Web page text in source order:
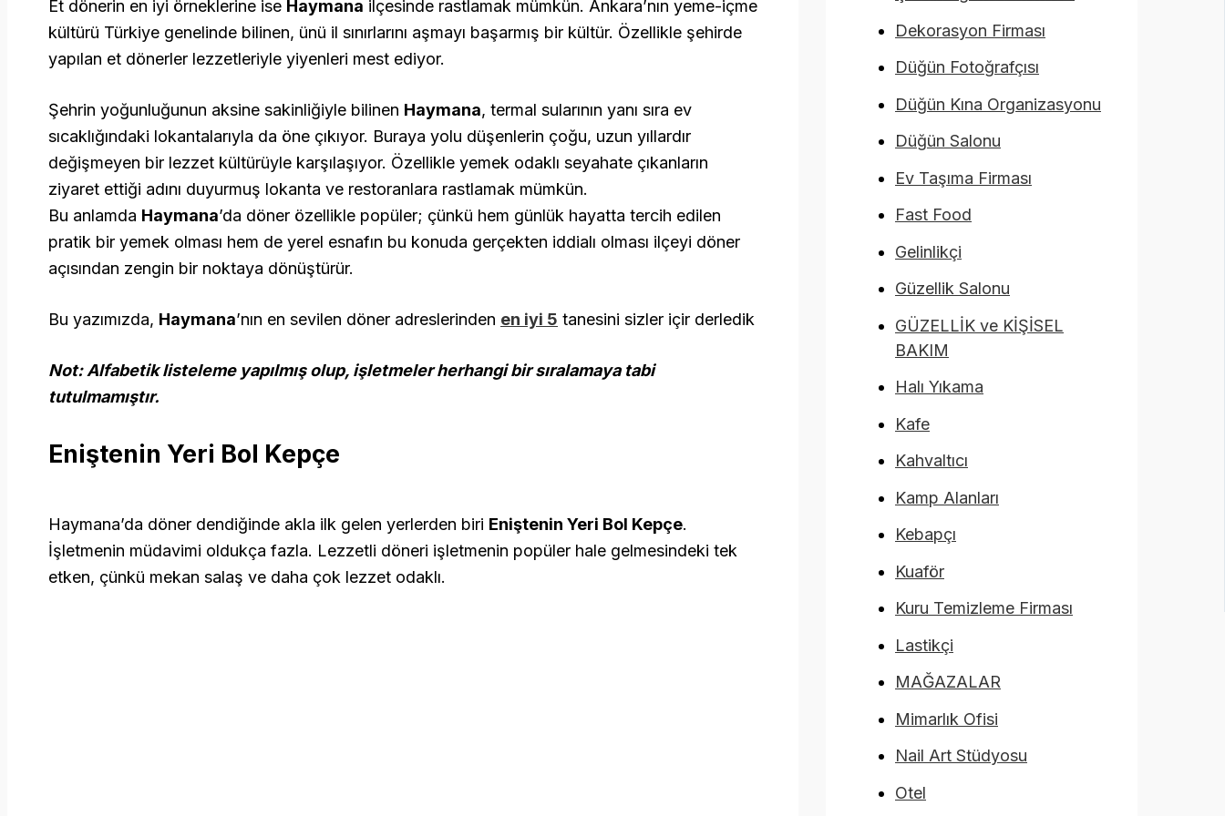
Et dönerin en iyi örneklerine ise Haymana ilçesinde rastlamak mümkün. Ankara’nın yeme-içme
kültürü Türkiye genelinde bilinen, ünü il sınırlarını aşmayı başarmış bir kültür. Özellikle şehirde
yapılan et dönerler lezzetleriyle yiyenleri mest ediyor.
Şehrin yoğunluğunun aksine sakinliğiyle bilinen Haymana, termal sularının yanı sıra ev
sıcaklığındaki lokantalarıyla da öne çıkıyor. Buraya yolu düşenlerin çoğu, uzun yıllardır
değişmeyen bir lezzet kültürüyle karşılaşıyor. Özellikle yemek odaklı seyahate çıkanların
ziyaret ettiği adını duyurmuş lokanta ve restoranlara rastlamak mümkün.
Bu anlamda Haymana’da döner özellikle popüler; çünkü hem günlük hayatta tercih edilen
pratik bir yemek olması hem de yerel esnafın bu konuda gerçekten iddialı olması ilçeyi döner
açısından zengin bir noktaya dönüştürür.
Bu yazımızda, Haymana’nın en sevilen döner adreslerinden en iyi 5 tanesini sizler içir derledik
Not: Alfabetik listeleme yapılmış olup, işletmeler herhangi bir sıralamaya tabi
tutulmamıştır.
Eniştenin Yeri Bol Kepçe
Haymana’da döner dendiğinde akla ilk gelen yerlerden biri Eniştenin Yeri Bol Kepçe.
İşletmenin müdavimi oldukça fazla. Lezzetli döneri işletmenin popüler hale gelmesindeki tek
etken, çünkü mekan salaş ve daha çok lezzet odaklı.
Dekorasyon Firması
Düğün Fotoğrafçısı
Düğün Kına Organizasyonu
Düğün Salonu
Ev Taşıma Firması
Fast Food
Gelinlikçi
Güzellik Salonu
GÜZELLİK ve KİŞİSEL
BAKIM
Halı Yıkama
Kafe
Kahvaltıcı
Kamp Alanları
Kebapçı
Kuaför
Kuru Temizleme Firması
Lastikçi
MAĞAZALAR
Mimarlık Ofisi
Nail Art Stüdyosu
Otel